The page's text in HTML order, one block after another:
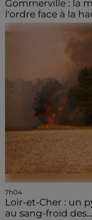
Gommerville : la
l'ordre face à la
7h04
Loir-et-Cher : un
au sang-froid des...